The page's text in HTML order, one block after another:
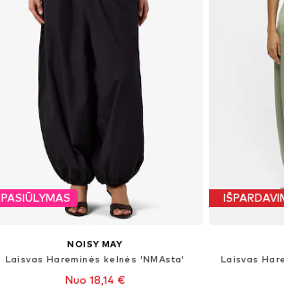
PASIŪLYMAS
NOISY MAY
Laisvas Hareminės kelnės 'NMAsta'
Nuo 18,14 €
Laisvas